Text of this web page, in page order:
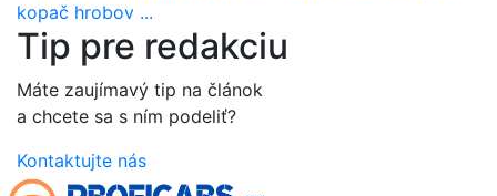
kopač hrobov ...
Tip pre redakciu
Máte zaujímavý tip na článok
a chcete sa s ním podeliť?
Kontaktujte nás